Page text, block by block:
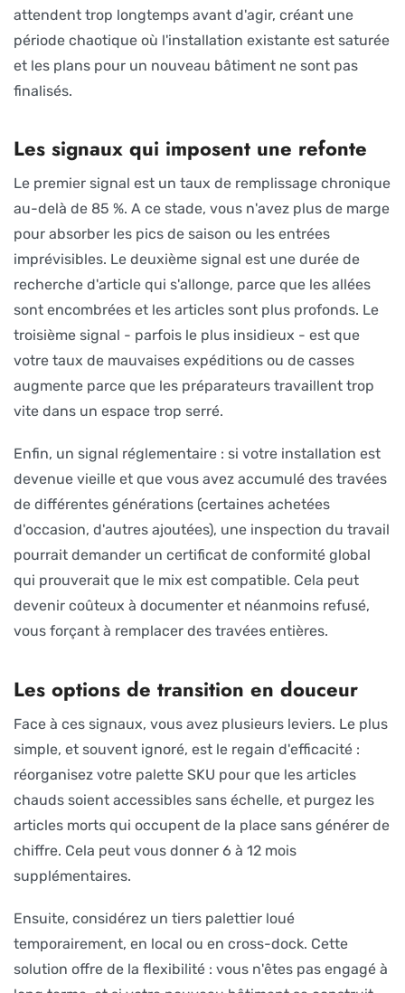
attendent trop longtemps avant d'agir, créant une
période chaotique où l'installation existante est saturée
et les plans pour un nouveau bâtiment ne sont pas
finalisés.
Les signaux qui imposent une refonte
Le premier signal est un taux de remplissage chronique
au-delà de 85 %. A ce stade, vous n'avez plus de marge
pour absorber les pics de saison ou les entrées
imprévisibles. Le deuxième signal est une durée de
recherche d'article qui s'allonge, parce que les allées
sont encombrées et les articles sont plus profonds. Le
troisième signal - parfois le plus insidieux - est que
votre taux de mauvaises expéditions ou de casses
augmente parce que les préparateurs travaillent trop
vite dans un espace trop serré.
Enfin, un signal réglementaire : si votre installation est
devenue vieille et que vous avez accumulé des travées
de différentes générations (certaines achetées
d'occasion, d'autres ajoutées), une inspection du travail
pourrait demander un certificat de conformité global
qui prouverait que le mix est compatible. Cela peut
devenir coûteux à documenter et néanmoins refusé,
vous forçant à remplacer des travées entières.
Les options de transition en douceur
Face à ces signaux, vous avez plusieurs leviers. Le plus
simple, et souvent ignoré, est le regain d'efficacité :
réorganisez votre palette SKU pour que les articles
chauds soient accessibles sans échelle, et purgez les
articles morts qui occupent de la place sans générer de
chiffre. Cela peut vous donner 6 à 12 mois
supplémentaires.
Ensuite, considérez un tiers palettier loué
temporairement, en local ou en cross-dock. Cette
solution offre de la flexibilité : vous n'êtes pas engagé à